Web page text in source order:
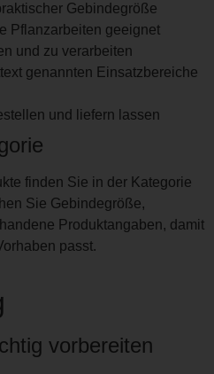
Gebindegröße
Pflanzarbeiten geeignet
und zu verarbeiten
genannten Einsatzbereiche
und liefern lassen
finden Sie in der Kategorie
Sie Gebindegröße,
Produktangaben, damit
passt.
vorbereiten